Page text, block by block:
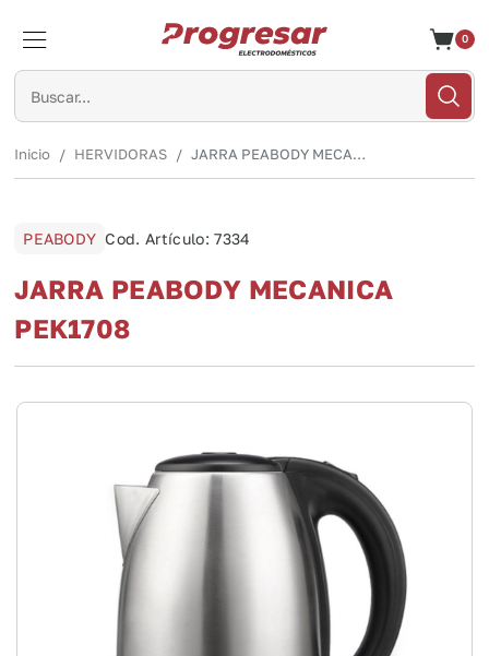
0
Cerrar
Inicio HERVIDORAS JARRA PEABODY MECANICA PEK1708
PEABODY Cod. Artículo: 7334
JARRA PEABODY MECANICA
PEK1708